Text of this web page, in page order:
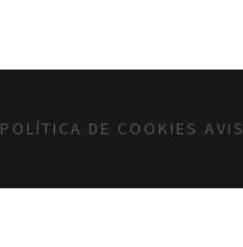
POLÍTICA DE COOKIES